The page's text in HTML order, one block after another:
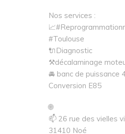
Nos services :
#Toulouse
🔌Diagnostic
⚒décalaminage
🚘 banc de puissance
Conversion E85
🌐
📫 26 rue des vielles
31410 Noé